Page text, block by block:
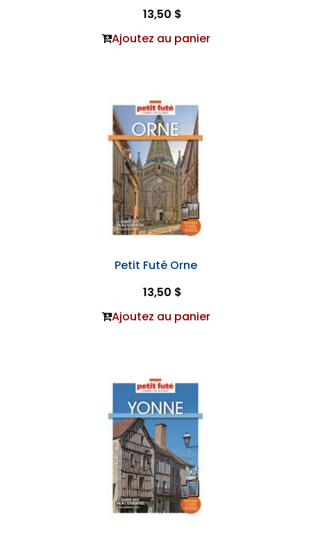
13,50 $
Ajoutez au panier
Petit Futé Orne
13,50 $
Ajoutez au panier